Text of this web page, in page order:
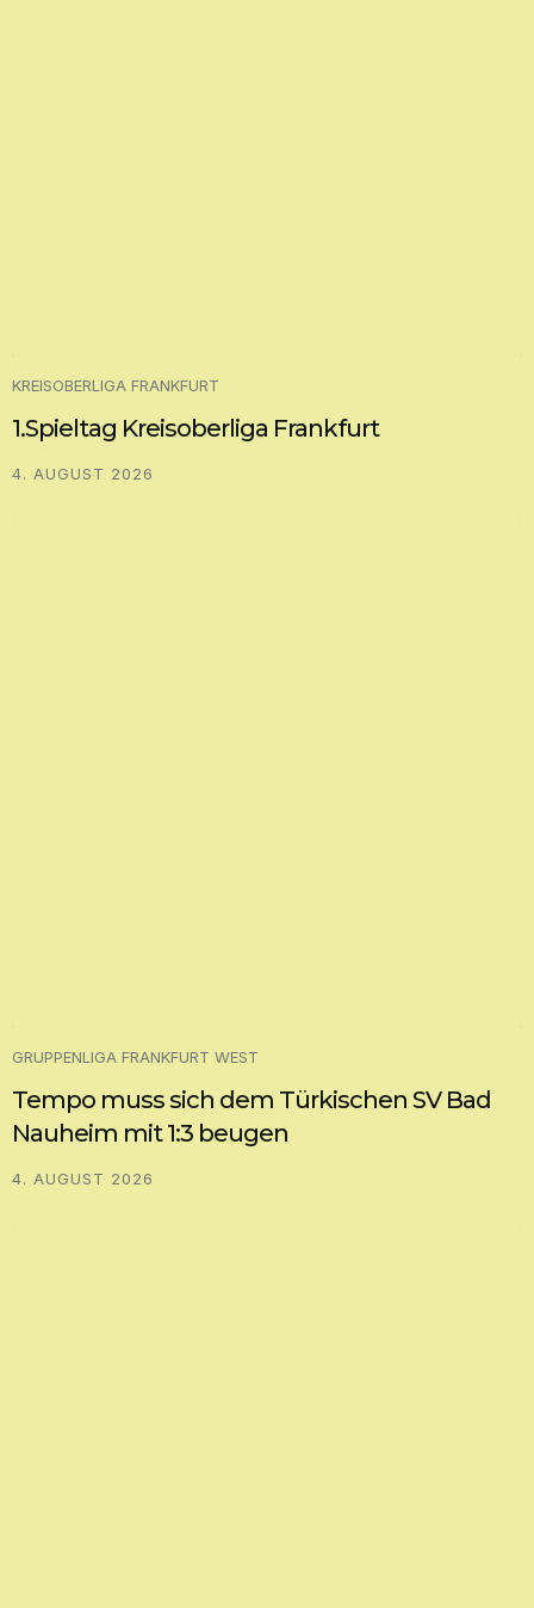
KREISOBERLIGA FRANKFURT
1.Spieltag Kreisoberliga Frankfurt
4. AUGUST 2026
GRUPPENLIGA FRANKFURT WEST
Tempo muss sich dem Türkischen SV Bad
Nauheim mit 1:3 beugen
4. AUGUST 2026